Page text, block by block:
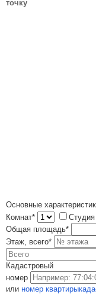
точку
Основные
Комнат*
Студия
Общая площадь*
Этаж, всего*
Кадастровый
номер
или номер квартиры